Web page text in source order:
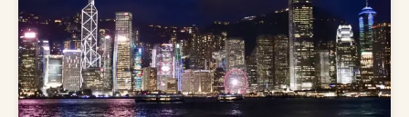
イルです。